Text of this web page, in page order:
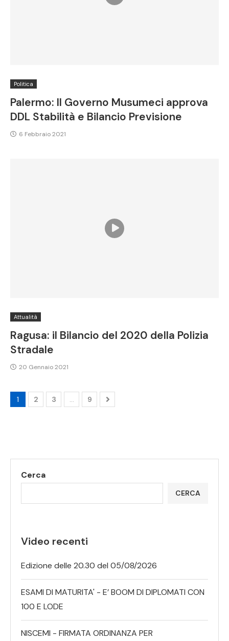
Politica
Palermo: Il Governo Musumeci approva
DDL Stabilità e Bilancio Previsione
6 Febbraio 2021
Attualità
Ragusa: il Bilancio del 2020 della Polizia
Stradale
20 Gennaio 2021
1 2 3 … 9
Cerca
CERCA
Video recenti
Edizione delle 20.30 del 05/08/2026
ESAMI DI MATURITA' - E’ BOOM DI DIPLOMATI CON
100 E LODE
NISCEMI - FIRMATA ORDINANZA PER